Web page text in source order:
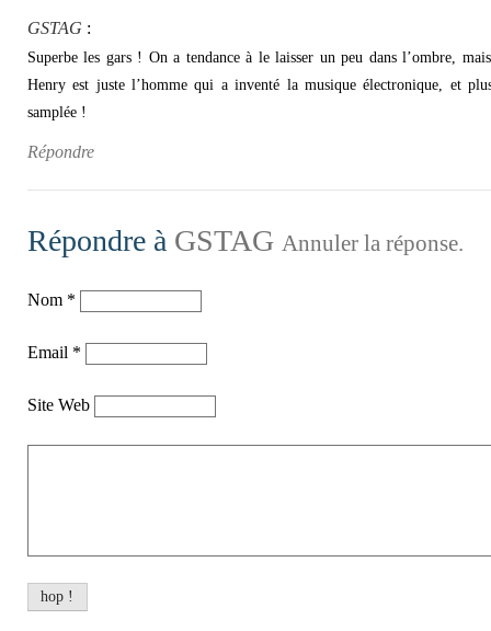
GSTAG :
Superbe les gars ! On a tendance à le laisser un peu dans l’ombre,
Henry est juste l’homme qui a inventé la musique électronique, et
samplée !
Répondre
Répondre à GSTAG Annuler la réponse.
Nom *
Email *
Site Web